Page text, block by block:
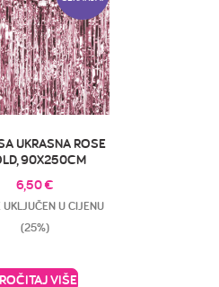
UKRASNA ROSE
90X250CM
6,50€
UKLJUČEN U CIJENU
(25%)
VIŠE